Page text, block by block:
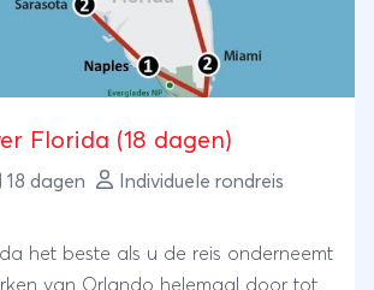
op uw eigen tempo te ontdekken.
Florida (18 dagen)
18 dagen
Individuele rondreis
het beste als u de reis onderneemt
van Orlando helemaal door tot